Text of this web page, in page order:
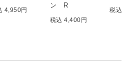
4,950円
ン R
税込 4,400円
税込